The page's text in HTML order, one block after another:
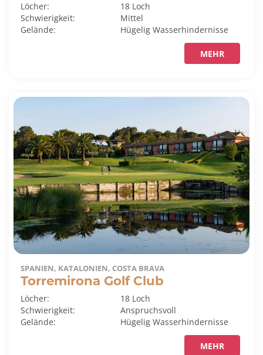
Löcher:
18 Loch
Schwierigkeit:
Mittel
Gelände:
HügeligWasserhindernisse
MEHR
SPANIEN, KATALONIEN, COSTA BRAVA
Torremirona Golf Club
Löcher:
18 Loch
Schwierigkeit:
Anspruchsvoll
Gelände:
HügeligWasserhindernisse
MEHR